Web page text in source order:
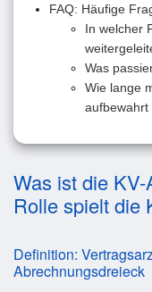
FAQ: Häufige
In welcher
Was
Wie lange
aufbewahrt
Was ist die
Rolle spielt die
Definition:
Abrechnungsdreieck